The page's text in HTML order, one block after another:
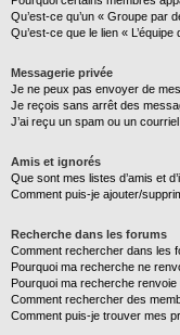
Qu’est-ce qu’un « Groupe par
Qu’est-ce que le lien « L’équipe
Messagerie privée
Je ne peux pas envoyer de
Je reçois sans arrêt des
J’ai reçu un spam ou un
Amis et ignorés
Que sont mes listes d’amis et
Comment puis-je ajouter/
Recherche dans les forums
Comment rechercher dans les
Pourquoi ma recherche ne
Pourquoi ma recherche renvoie
Comment rechercher des
Comment puis-je trouver mes